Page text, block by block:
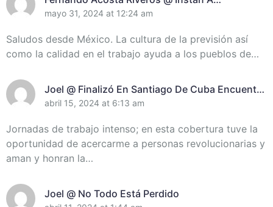
Incrementar El Control De Recursos En
mayo 31, 2024 at 12:24 am
Saludos desde México. La cultura de la previsión así
como la calidad en el trabajo ayuda a los pueblos de…
Joel @ Finalizó En Santiago De Cuba Encuentro
De Miembros Del Destacamento Pedagógico
abril 15, 2024 at 6:13 am
Jornadas de trabajo intenso; en esta cobertura tuve la
oportunidad de acercarme a personas revolucionarias y
aman y honran la…
Joel @ No Todo Está Perdido